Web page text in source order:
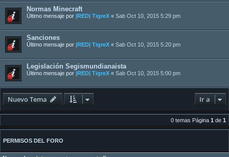
Normas Minecraft
Último mensaje por |RED| TigreX « Sab Oct 10, 2015 5:29 pm
Sanciones
Último mensaje por |RED| TigreX « Sab Oct 10, 2015 5:20 pm
Legislación Segismundianaista
Último mensaje por |RED| TigreX « Sab Oct 10, 2015 5:00 pm
Nuevo Tema Ir a
0 temas Página 1 de 1
PERMISOS DEL FORO